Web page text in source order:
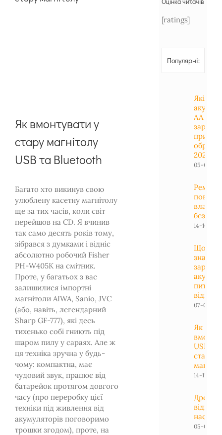
Як вмонтувати у
стару магнітолу
USB та Bluetooth
Багато хто викинув свою
улюблену касетну магнітолу
ще за тих часів, коли світ
перейшов на CD. Я вчинив
так само десять років тому,
зібрався з думками і відніс
абсолютно робочий Fisher
PH-W405K на смітник.
Проте, у багатьох з вас
залишилися імпортні
магнітоли AIWA, Sanio, JVC
(або, навіть, легендарний
Sharp GF-777), які десь
тихенько собі гниють під
шаром пилу у сараях. Але ж
ця техніка зручна у будь-
чому: компактна, має
чудовий звук, працює від
батарейок протягом довгого
часу (про переробку цієї
техніки під живлення від
акумуляторів поговоримо
трошки згодом), проте, на
[ratings]
Популярні:
Які
АА /
обрати
2023
05-01-
Ремонт
без
14-10-2016
Що
знати
заряд
07-04-
Як
USB у
стару
14-11-2016
відгук
05-03-